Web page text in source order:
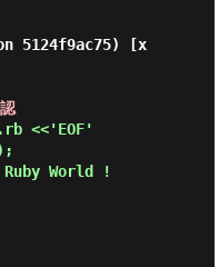
5124f9ac75) [x
<<'EOF'
World !